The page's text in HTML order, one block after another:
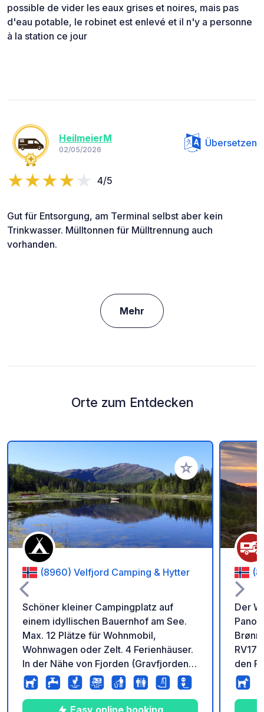
possible de vider les eaux grises et noires, mais pas
d'eau potable, le robinet est enlevé et il n'y a personne
à la station ce jour
HeilmeierM
02/05/2026
Übersetzen
4/5
Gut für Entsorgung, am Terminal selbst aber kein
Trinkwasser. Mülltonnen für Mülltrennung auch
vorhanden.
Mehr
Orte zum Entdecken
Zu Ihren Favoriten
(8960) Velfjord Camping & Hytter
Schöner kleiner Campingplatz auf
einem idyllischen Bauernhof am See.
Max. 12 Plätze für Wohnmobil,
Wohnwagen oder Zelt. 4 Ferienhäuser.
In der Nähe von Fjorden (Gravfjorden +
Velfjorden). Blick auf See und Berge.
Wanderwege direkt vom Campingplatz
aus. Vor Ort Verleih von Ruderbooten,
Easy online booking
Der
RV17
den Fjord. Wir
Rasenfläche.